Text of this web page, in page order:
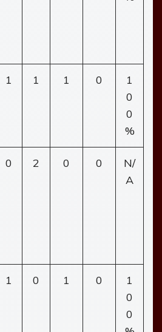
1 1 1 0
1
0
0
%
0 2 0 0
N/
A
1 0 1 0
1
0
0